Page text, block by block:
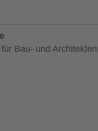
Bau- und